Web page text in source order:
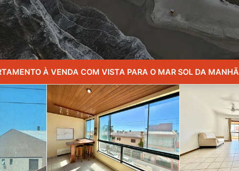
À VENDA COM VISTA PARA O MAR SOL DA MANHÃ